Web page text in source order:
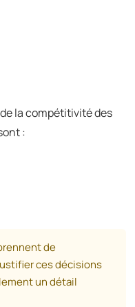
la compétitivité des
:
de
ces décisions
un détail